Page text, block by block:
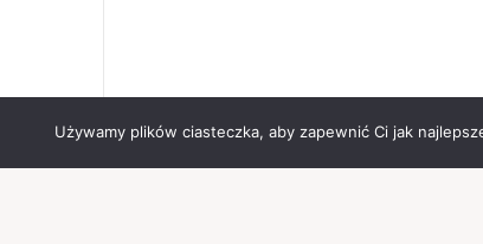
Używamy plików ciasteczka, aby zapewnić Ci jak